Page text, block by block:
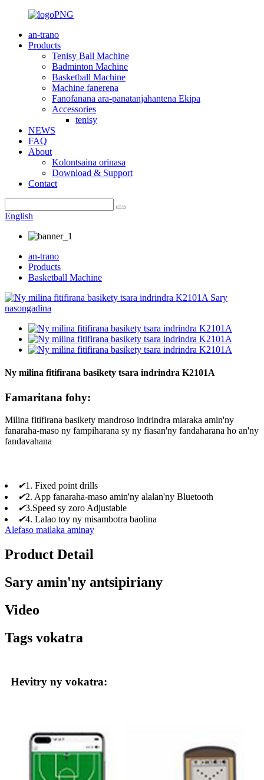
an-trano
Products
Tenisy Ball Machine
Badminton Machine
Basketball Machine
Machine fanerena
Fanofanana ara-panatanjahantena Ekipa
Accessories
tenisy
NEWS
FAQ
About
Kolontsaina orinasa
Download & Support
Contact
English
an-trano
Products
Basketball Machine
Ny milina fitifirana basikety tsara indrindra K2101A
Famaritana fohy:
Milina fitifirana basikety mandroso indrindra miaraka amin'ny
fanaraha-maso ny fampiharana sy ny fiasan'ny fandaharana ho an'ny
fandavahana
✔1. Fixed point drills
✔2. App fanaraha-maso amin'ny alalan'ny Bluetooth
✔3.Speed ​​sy zoro Adjustable
✔4. Lalao toy ny misambotra baolina
Alefaso mailaka aminay
Product Detail
Sary amin'ny antsipiriany
Video
Tags vokatra
Hevitry ny vokatra: